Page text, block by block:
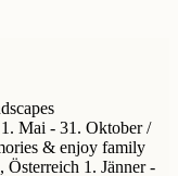
1. Mai - 31. Oktober /
& enjoy family
Österreich 1. Jänner -